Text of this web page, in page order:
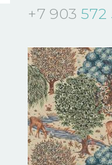
+7 903 572